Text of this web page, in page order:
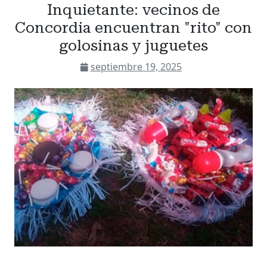
Inquietante: vecinos de
Concordia encuentran "rito" con
golosinas y juguetes
septiembre 19, 2025